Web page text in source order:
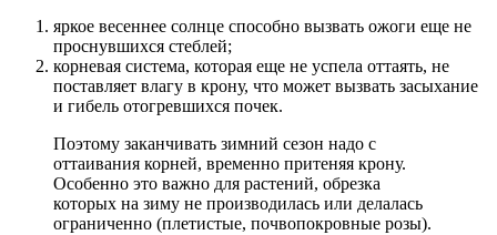
яркое весеннее солнце способно вызвать ожоги еще не
проснувшихся стеблей;
корневая система, которая еще не успела оттаять, не
поставляет влагу в крону, что может вызвать засыхание
и гибель отогревшихся почек.
Поэтому заканчивать зимний сезон надо с
оттаивания корней, временно притеняя крону.
Особенно это важно для растений, обрезка
которых на зиму не производилась или делалась
ограниченно (плетистые, почвопокровные розы).